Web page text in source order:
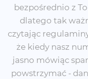
bezpośrednio z
dlatego tak
czytając
że kiedy nasz
jasno mówiąc
powstrzymać -